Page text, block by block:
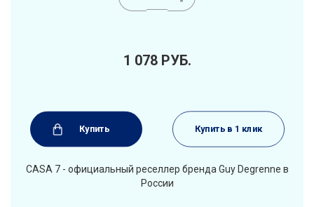
1 078 РУБ.
Купить Купить в 1 клик
CASA 7 - официальный реселлер бренда Guy Degrenne в
России